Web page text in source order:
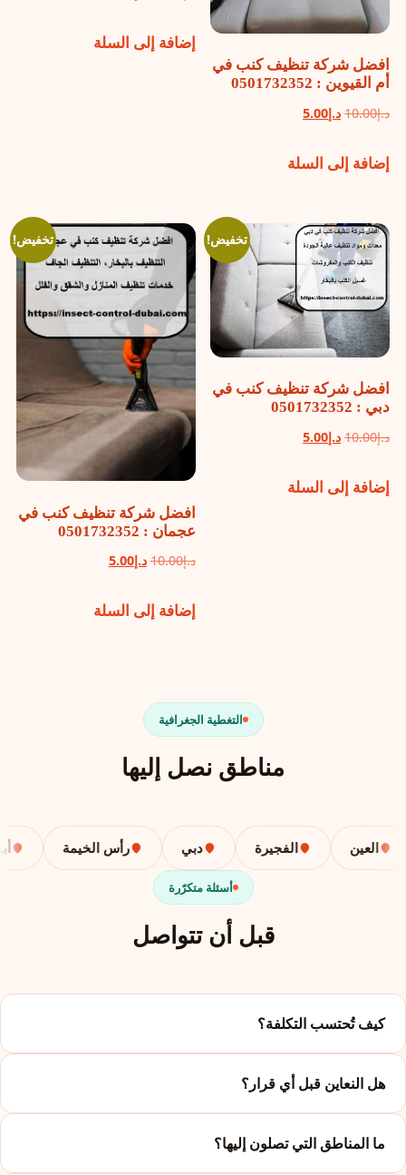
افضل شركة تنظيف كنب في
أم القيوين : 0501732352
د.إ10.00 السعر
هو:
د.إ5.00السعر
هو:
إضافة إلى السلة
هو:
هو:
إضافة إلى السلة
تخفيض!
افضل شركة تنظيف كنب في
دبي : 0501732352
د.إ10.00 السعر
هو:
د.إ5.00السعر
هو:
إضافة إلى السلة
تخفيض!
افضل شركة تنظيف كنب في
عجمان : 0501732352
د.إ10.00السعر
هو:
د.إ5.00السعر
هو:
إضافة إلى السلة
التغطية الجغرافية
مناطق نصل إليها
العين الفجيرة دبي رأس الخيمة
أسئلة متكرّرة
قبل أن تتواصل
كيف تُحتسب التكلفة؟
هل النعاين قبل أي قرار؟
ما المناطق التي تصلون إليها؟